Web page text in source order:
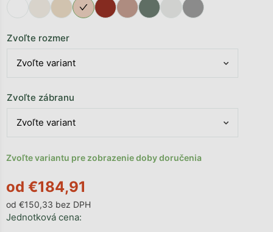
od €184,91
od €150,33 bez DPH
Jednotková cena:
Zvoľte variantu pre zobrazenie doby doručenia
Zvoľte rozmer
Zvoľte zábranu